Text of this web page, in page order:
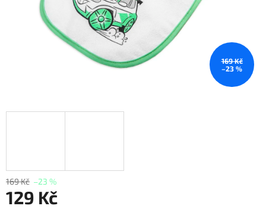
169 Kč
–23 %
169 Kč –23 %
129 Kč